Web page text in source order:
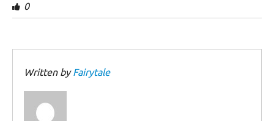
0
Written byFairytale